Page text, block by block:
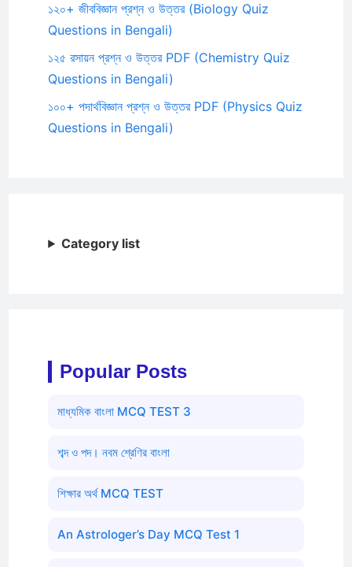
১২০+ জীববিজ্ঞান প্রশ্ন ও উত্তর (Biology Quiz
Questions in Bengali)
১২৫ রসায়ন প্রশ্ন ও উত্তর PDF (Chemistry Quiz
Questions in Bengali)
১০০+ পদার্থবিজ্ঞান প্রশ্ন ও উত্তর PDF (Physics Quiz
Questions in Bengali)
Category list
Popular Posts
মাধ্যমিক বাংলা MCQ TEST 3
শব্দ ও পদ। নবম শ্রেণির বাংলা
শিক্ষার অর্থ MCQ TEST
An Astrologer’s Day MCQ Test 1